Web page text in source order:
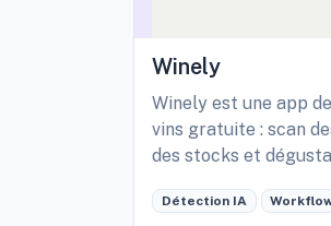
Winely
Winely est une app
vins gratuite : scan
des stocks et
Détection IA